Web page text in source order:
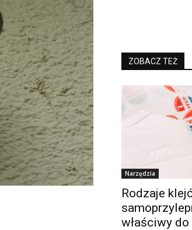
ZOBACZ TEŻ
Narzędzia
Rodzaje
właściwy do